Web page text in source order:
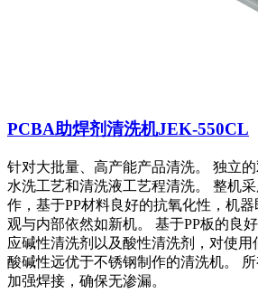
PCBA助焊剂清洗机JEK-550CL
针对大批量、高产能产品清洗。 独立
水洗工艺和清洗液工艺程清洗。 整机采
作，基于PP材料良好的抗氧化性，机
观与内部依然如新机。 基于PP板的良
应碱性清洗剂以及酸性清洗剂，对使
酸碱性远优于不锈钢制作的清洗机。
加强焊接，确保无渗漏。